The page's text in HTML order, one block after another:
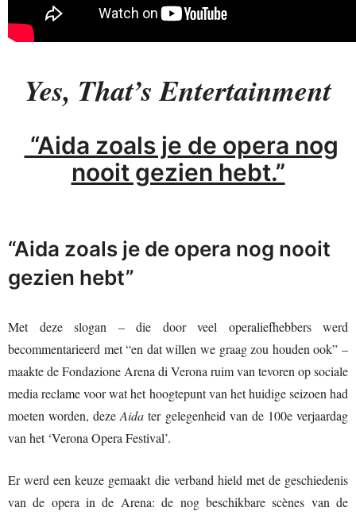
Yes, That’s Entertainment
“Aida zoals je de opera nog
nooit gezien hebt.”
“Aida zoals je de opera nog nooit
gezien hebt”
Met deze slogan – die door veel operaliefhebbers werd
becommentarieerd met “en dat willen we graag zou houden ook” –
maakte de Fondazione Arena di Verona ruim van tevoren op sociale
media reclame voor wat het hoogtepunt van het huidige seizoen had
moeten worden, dezeAida ter gelegenheid van de 100e verjaardag
van het ‘Verona Opera Festival’.
Er werd een keuze gemaakt die verband hield met de geschiedenis
van de opera in de Arena: de nog beschikbare scènes van de